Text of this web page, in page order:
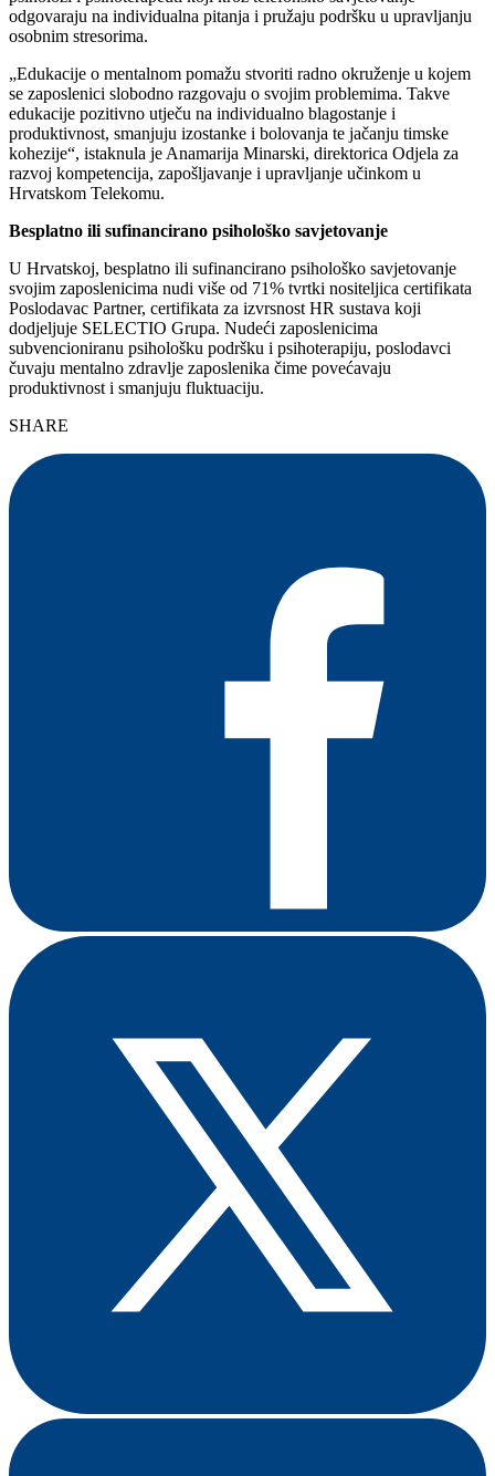
odgovaraju na individualna pitanja i pružaju podršku u upravljanju
osobnim stresorima.
„Edukacije o mentalnom pomažu stvoriti radno okruženje u kojem
se zaposlenici slobodno razgovaju o svojim problemima. Takve
edukacije pozitivno utječu na individualno blagostanje i
produktivnost, smanjuju izostanke i bolovanja te jačanju timske
kohezije“, istaknula je Anamarija Minarski, direktorica Odjela za
razvoj kompetencija, zapošljavanje i upravljanje učinkom u
Hrvatskom Telekomu.
Besplatno ili sufinancirano psihološko savjetovanje
U Hrvatskoj, besplatno ili sufinancirano psihološko savjetovanje
svojim zaposlenicima nudi više od 71% tvrtki nositeljica certifikata
Poslodavac Partner, certifikata za izvrsnost HR sustava koji
dodjeljuje SELECTIO Grupa. Nudeći zaposlenicima
subvencioniranu psihološku podršku i psihoterapiju, poslodavci
čuvaju mentalno zdravlje zaposlenika čime povećavaju
produktivnost i smanjuju fluktuaciju.
SHARE